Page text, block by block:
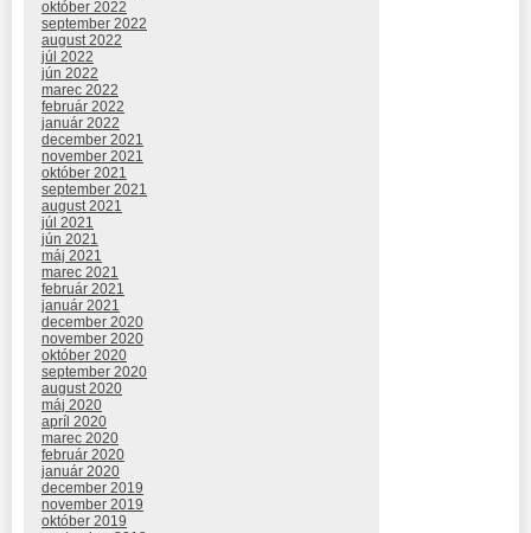
október 2022
september 2022
august 2022
júl 2022
jún 2022
marec 2022
február 2022
január 2022
december 2021
november 2021
október 2021
september 2021
august 2021
júl 2021
jún 2021
máj 2021
marec 2021
február 2021
január 2021
december 2020
november 2020
október 2020
september 2020
august 2020
máj 2020
apríl 2020
marec 2020
február 2020
január 2020
december 2019
november 2019
október 2019